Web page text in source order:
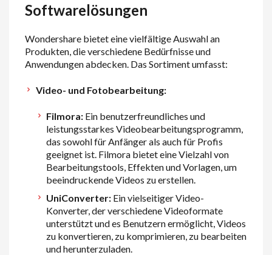
Softwarelösungen
Wondershare bietet eine vielfältige Auswahl an
Produkten, die verschiedene Bedürfnisse und
Anwendungen abdecken. Das Sortiment umfasst:
Video- und Fotobearbeitung:
Filmora: Ein benutzerfreundliches und
leistungsstarkes Videobearbeitungsprogramm,
das sowohl für Anfänger als auch für Profis
geeignet ist. Filmora bietet eine Vielzahl von
Bearbeitungstools, Effekten und Vorlagen, um
beeindruckende Videos zu erstellen.
UniConverter: Ein vielseitiger Video-
Konverter, der verschiedene Videoformate
unterstützt und es Benutzern ermöglicht, Videos
zu konvertieren, zu komprimieren, zu bearbeiten
und herunterzuladen.